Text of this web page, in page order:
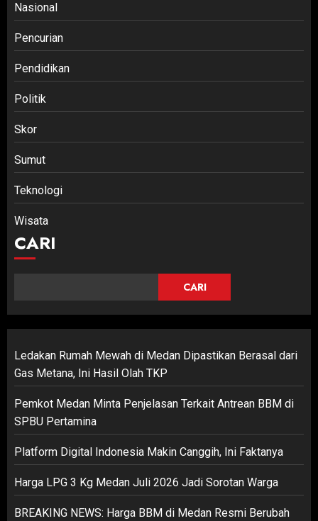
Nasional
Pencurian
Pendidikan
Politik
Skor
Sumut
Teknologi
Wisata
CARI
CARI
Ledakan Rumah Mewah di Medan Dipastikan Berasal dari
Gas Metana, Ini Hasil Olah TKP
Pemkot Medan Minta Penjelasan Terkait Antrean BBM di
SPBU Pertamina
Platform Digital Indonesia Makin Canggih, Ini Faktanya
Harga LPG 3 Kg Medan Juli 2026 Jadi Sorotan Warga
BREAKING NEWS: Harga BBM di Medan Resmi Berubah